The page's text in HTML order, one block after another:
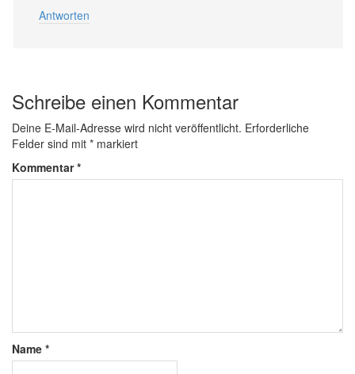
Antworten
Schreibe einen Kommentar
Deine E-Mail-Adresse wird nicht veröffentlicht. Erforderliche
Felder sind mit * markiert
Kommentar*
Name *